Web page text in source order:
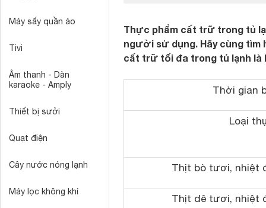
Máy sấy quần áo
Tivi
Âm thanh - Dàn
karaoke - Amply
Thiết bị sưởi
Quạt điện
Cây nước nóng lạnh
Máy lọc không khí
Thực phẩm cất trữ trong tủ
người sử dụng. Hãy cùng tìm
cất trữ tối đa trong tủ lạnh là
Thời gian
Loại
Thịt bò tươi, nhiệt
Thịt dê tươi, nhiệt